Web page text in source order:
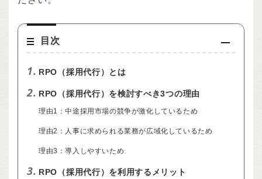
目次
1. RPO（採用代行）とは
2. RPO（採用代行）を検討すべき3つの理由
理由1：中途採用市場の競争が激化しているため
理由2：人事に求められる業務が広域化しているため
理由3：導入しやすいため
3. RPO（採用代行）を利用するメリット